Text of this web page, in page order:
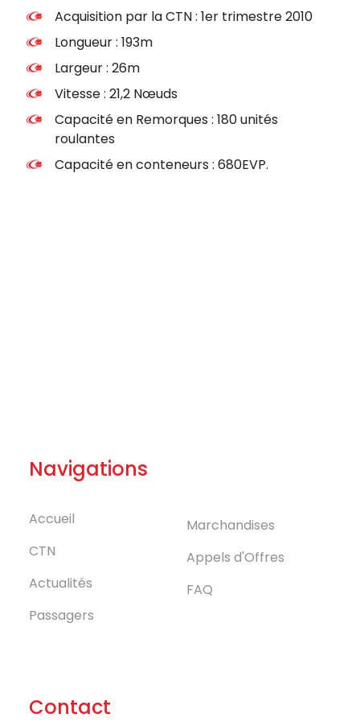
Acquisition par la CTN : 1er trimestre 2010
Longueur : 193m
Largeur : 26m
Vitesse : 21,2 Nœuds
Capacité en Remorques : 180 unités
roulantes
Capacité en conteneurs : 680EVP.
Navigations
Accueil
CTN
Actualités
Passagers
Marchandises
Appels d'Offres
FAQ
Contact